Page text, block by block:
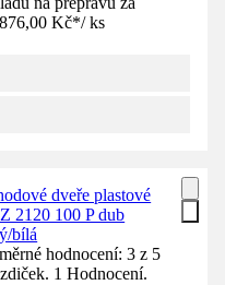
Kč*/ ks
dveře plastové
2120 100 P dub
bílá
hodnocení: 3 z 5
1 Hodnocení.